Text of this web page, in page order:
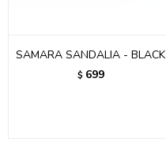
SAMARA SANDALIA - BLACK
$ 699